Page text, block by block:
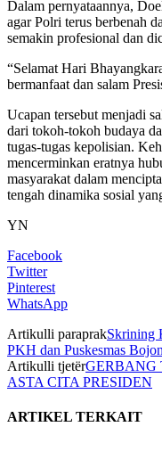
Dalam pernyataannya,
agar Polri terus berbenah
semakin profesional dan
“Selamat Hari
bermanfaat dan salam
Ucapan tersebut menjadi
dari tokoh-tokoh budaya
tugas-tugas kepolisian.
mencerminkan eratnya
masyarakat dalam
tengah dinamika sosial
YN
Facebook
Twitter
Pinterest
WhatsApp
Artikulli paraprakSkrining
PKH dan Puskesmas
Artikulli tjetërGERBANG
ASTA CITA PRESIDEN
ARTIKEL TERKAIT